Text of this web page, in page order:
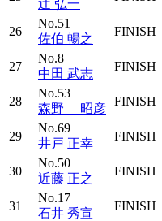
辻 弘一
26
No.51
佐伯 暢之
FINISH
27
No.8
中田 武志
FINISH
28
No.53
森野 昭彦
FINISH
29
No.69
井戸 正幸
FINISH
30
No.50
近藤 正之
FINISH
31
No.17
石井 秀宣
FINISH